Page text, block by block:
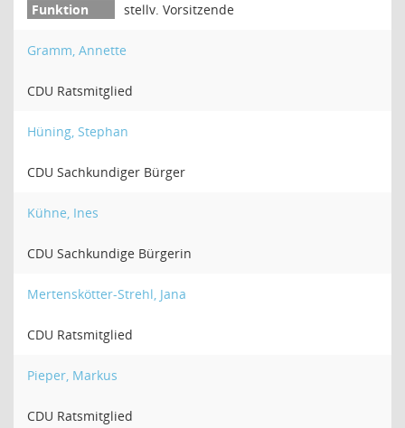
stellv. Vorsitzende
Gramm, Annette
CDU Ratsmitglied
Hüning, Stephan
CDU Sachkundiger Bürger
Kühne, Ines
CDU Sachkundige Bürgerin
Mertenskötter-Strehl, Jana
CDU Ratsmitglied
Pieper, Markus
CDU Ratsmitglied